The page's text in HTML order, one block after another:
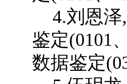
4.刘恩泽
鉴定(0101
数据鉴定